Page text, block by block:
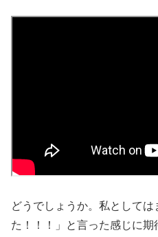
どうでしょうか。私としては
た！！！」と言った感じに期